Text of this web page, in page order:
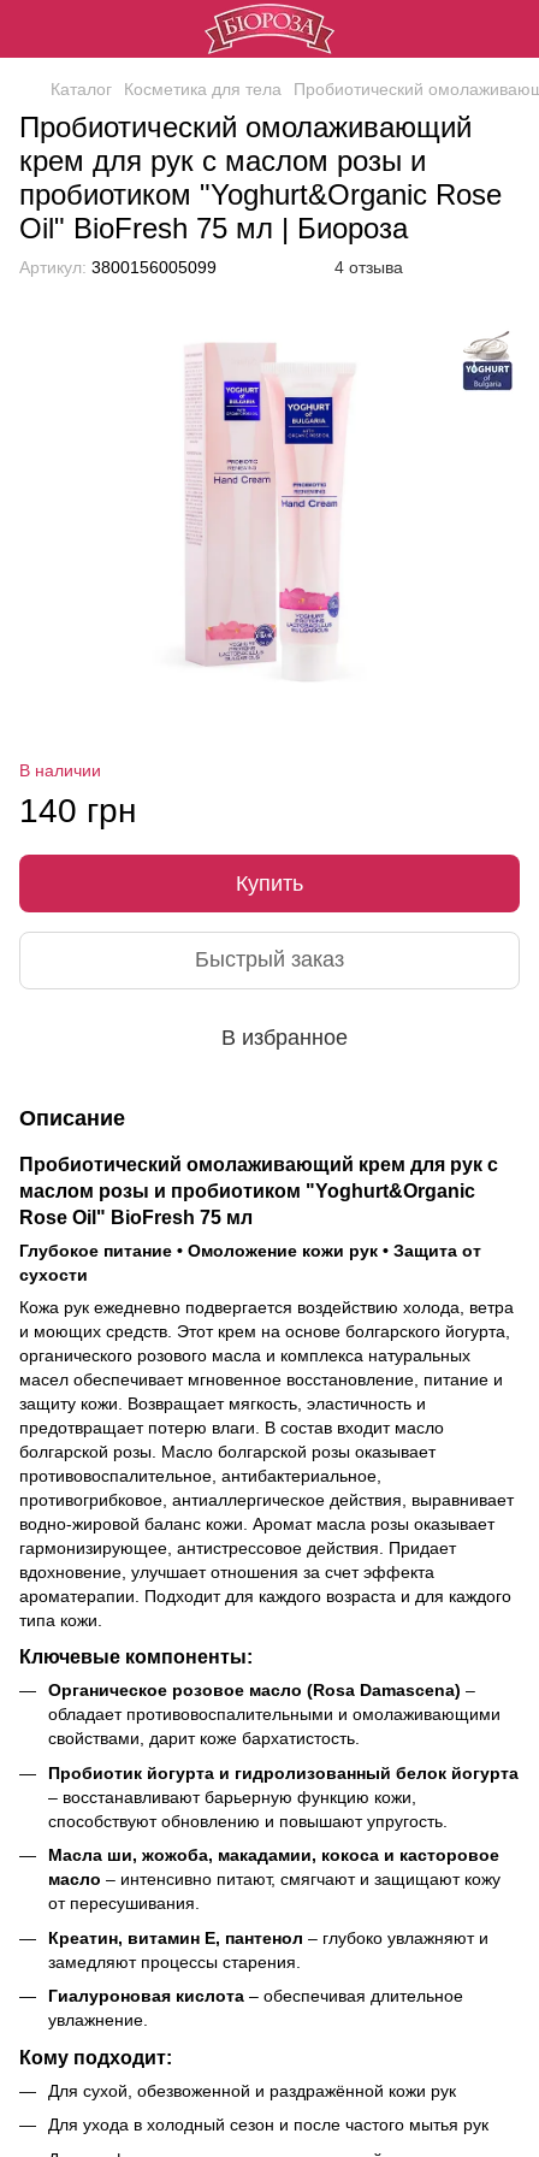
Каталог Косметика для тела Пробиотический
Пробиотический омолаживающий
крем для рук с маслом розы и
пробиотиком "Yoghurt&Organic Rose
Oil" BioFresh 75 мл | Биороза
Артикул: 3800156005099 4 отзыва
В наличии
140 грн
Купить
Быстрый заказ
В избранное
Описание
Пробиотический омолаживающий крем для рук с
маслом розы и пробиотиком "Yoghurt&Organic
Rose Oil" BioFresh 75 мл
Глубокое питание • Омоложение кожи рук • Защита от
сухости
Кожа рук ежедневно подвергается воздействию холода, ветра
и моющих средств. Этот крем на основе болгарского йогурта,
органического розового масла и комплекса натуральных
масел обеспечивает мгновенное восстановление, питание и
защиту кожи. Возвращает мягкость, эластичность и
предотвращает потерю влаги. В состав входит масло
болгарской розы. Масло болгарской розы оказывает
противовоспалительное, антибактериальное,
противогрибковое, антиаллергическое действия, выравнивает
водно-жировой баланс кожи. Аромат масла розы оказывает
гармонизирующее, антистрессовое действия. Придает
вдохновение, улучшает отношения за счет эффекта
ароматерапии. Подходит для каждого возраста и для каждого
типа кожи.
Ключевые компоненты:
Органическое розовое масло (Rosa Damascena) –
обладает противовоспалительными и омолаживающими
свойствами, дарит коже бархатистость.
Пробиотик йогурта и гидролизованный белок йогурта
– восстанавливают барьерную функцию кожи,
способствуют обновлению и повышают упругость.
Масла ши, жожоба, макадамии, кокоса и касторовое
масло – интенсивно питают, смягчают и защищают кожу
от пересушивания.
Креатин, витамин Е, пантенол – глубоко увлажняют и
замедляют процессы старения.
Гиалуроновая кислота – обеспечивая длительное
увлажнение.
Кому подходит:
Для сухой, обезвоженной и раздражённой кожи рук
Для ухода в холодный сезон и после частого мытья рук